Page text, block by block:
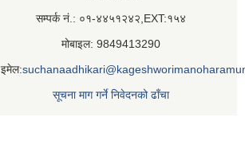
सम्पर्क नं.: ०१-४४५१२४२,EXT:१५४
मोबाइल: 9849413290
इमेल:
सूचना माग गर्ने निवेदनको ढाँचा